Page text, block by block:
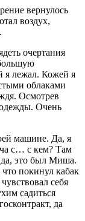
вернулось
воздух,
очертания
я лежал. Кожей я
облаками
Осмотрев
Очень
машине. Да, я
с… с кем? Там
это был Миша.
покинул кабак
себя
садиться
да